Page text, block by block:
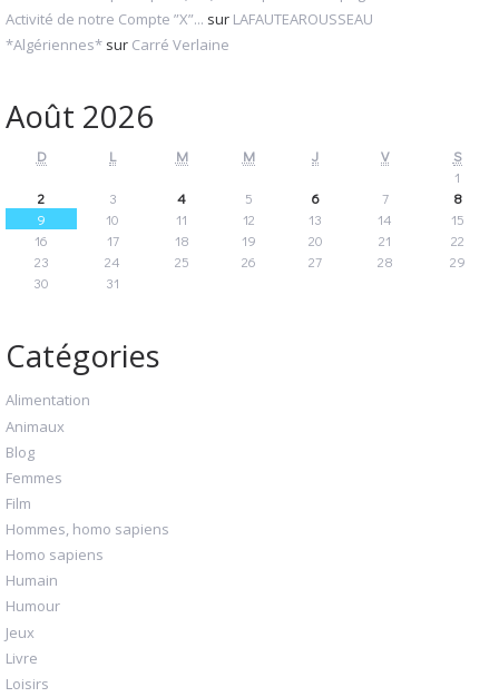
Activité de notre Compte ”X”... sur LAFAUTEAROUSSEAU
*Algériennes* sur Carré Verlaine
Août 2026
D L M M J V
S
1
2
3 4 5 6 7
8
9
10 11 12 13 14
15
16
17 18 19 20 21
22
23
24 25 26 27 28
29
30
31
Catégories
Alimentation
Animaux
Blog
Femmes
Film
Hommes, homo sapiens
Homo sapiens
Humain
Humour
Jeux
Livre
Loisirs